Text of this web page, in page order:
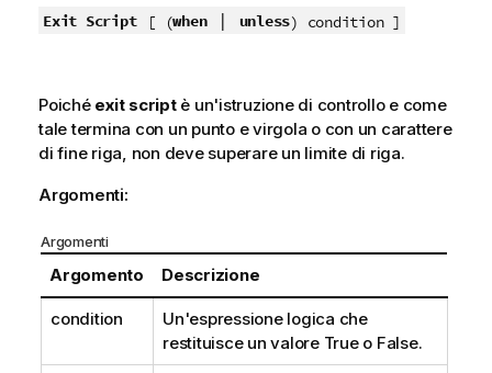
Exit Script [ (when| unless) condition ]
Poiché exit scriptè un'istruzione di controllo e come
tale termina con un punto e virgola o con un carattere
di fine riga, non deve superare un limite di riga.
Argomenti:
Argomenti
Argomento Descrizione
condition
Un'espressione logica che
restituisce un valore Trueo False.